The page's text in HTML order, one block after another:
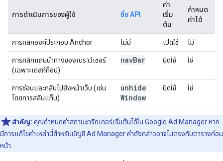
การดำเนินการของผู้ใช้ ชื่อ API
ค่า
เริ่ม
ต้น
กำหนด
ค่าได้
การคลิกองค์ประกอบ Anchor ไม่มี เปิดใช้ ไม่
การคลิกแถบนำทางของเบราว์เซอร์
(เฉพาะเดสก์ท็อป)
navBar ปิดใช้ ใช่
การซ่อนและกลับไปยังหน้าเว็บ (เช่น
โดยการสลับแท็บ)
unhide
Window
ปิดใช้ ใช่
สำคัญ: คุณกำหนดค่าสถานะทริกเกอร์เริ่มต้นได้ใน Google Ad Managerหาก
มีการแก้ไขค่าเหล่านี้สําหรับบัญชี Ad Manager ค่าดังกล่าวอาจไม่ตรงกับตารางก่อน
หน้า